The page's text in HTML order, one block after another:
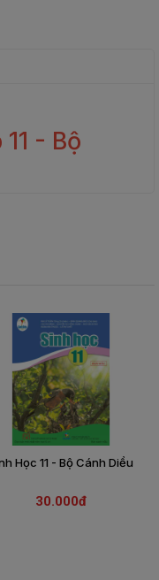
- Bộ
Học 11 - Bộ Cánh Diều
30.000đ